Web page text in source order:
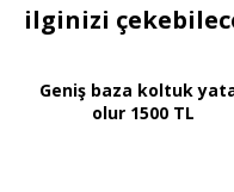
ilginizi
Geniş baza koltuk
olur 1500 TL